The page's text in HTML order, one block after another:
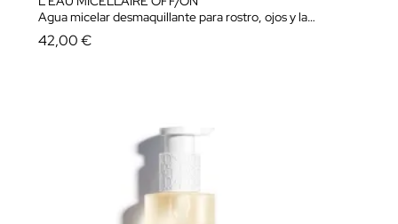
Agua micelar desmaquillante para rostro, ojos y labios
42,00 €